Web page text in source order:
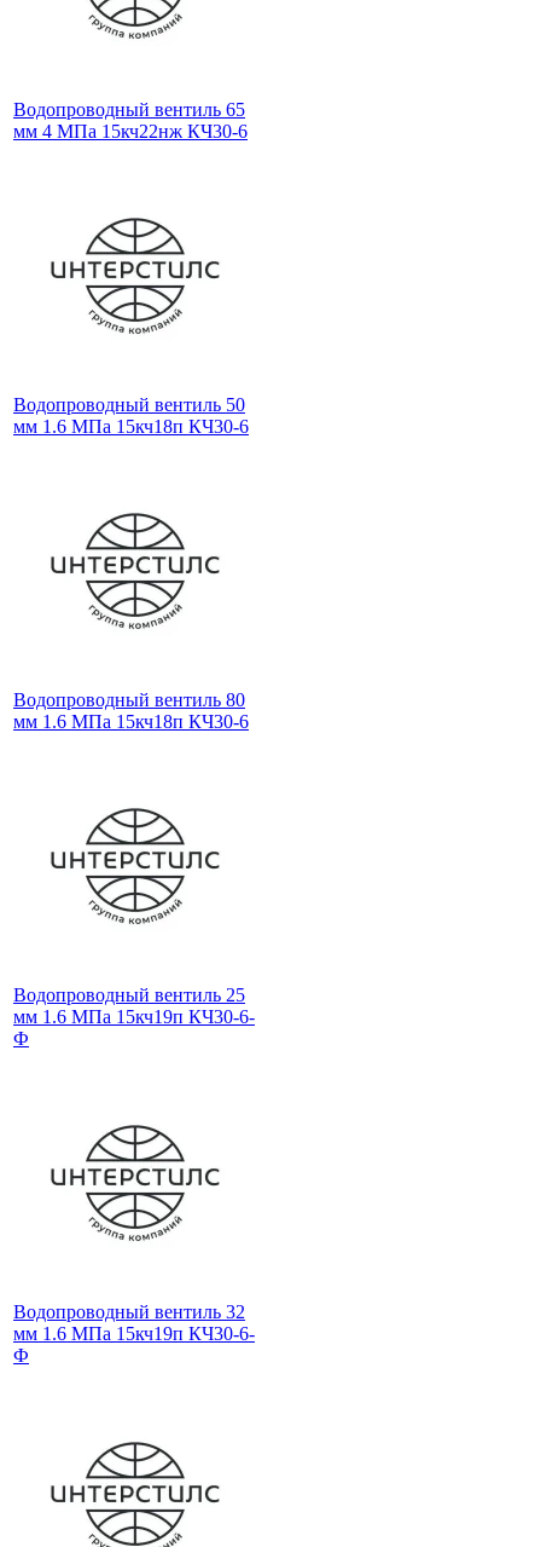
Водопроводный вентиль 65
мм 4 МПа 15кч22нж КЧ30-6
Водопроводный вентиль 50
мм 1.6 МПа 15кч18п КЧ30-6
Водопроводный вентиль 80
мм 1.6 МПа 15кч18п КЧ30-6
Водопроводный вентиль 25
мм 1.6 МПа 15кч19п КЧ30-6-
Ф
Водопроводный вентиль 32
мм 1.6 МПа 15кч19п КЧ30-6-
Ф